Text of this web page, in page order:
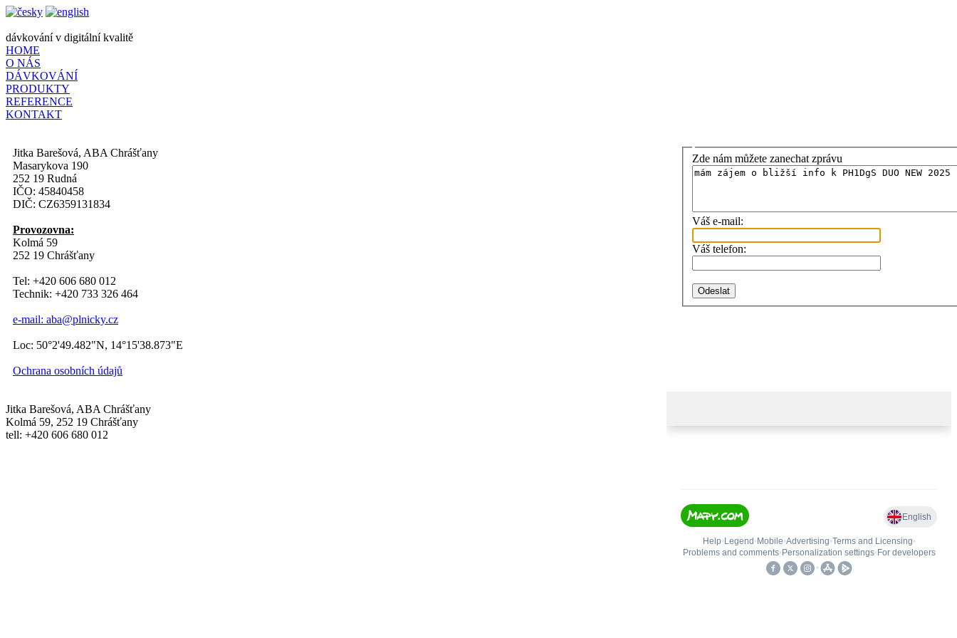
dávkování v digitální kvalitě
HOME
O NÁS
DÁVKOVÁNÍ
PRODUKTY
REFERENCE
KONTAKT
Zde nám můžete zanechat zprávu
Váš e-mail:
Váš telefon:
Jitka Barešová, ABA Chrášťany
Masarykova 190
252 19 Rudná
IČO: 45840458
DIČ: CZ6359131834
Provozovna:
Kolmá 59
252 19 Chrášťany
Tel: +420 606 680 012
Technik: +420 733 326 464
e-mail: aba@plnicky.cz
Loc: 50°2'49.482"N, 14°15'38.873"E
Ochrana osobních údajů
Jitka Barešová, ABA Chrášťany
Kolmá 59, 252 19 Chrášťany
tell: +420 606 680 012